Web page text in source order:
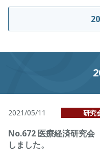
2021/05/11 研究
No.672 医療経済研究会
しました。